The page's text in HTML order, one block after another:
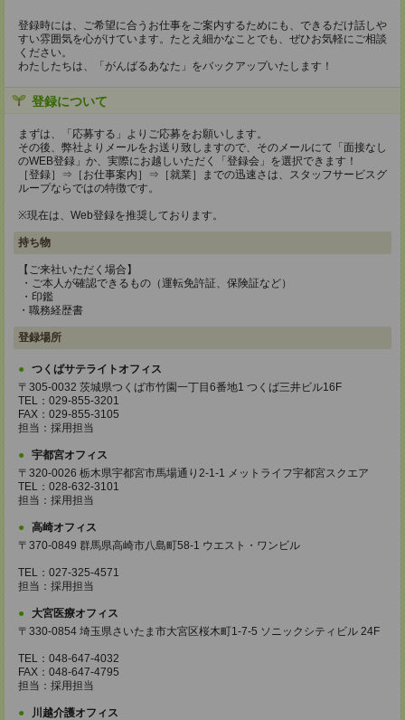
登録時には、ご希望に合うお仕事をご案内するためにも、できるだけ話しや
すい雰囲気を心がけています。たとえ細かなことでも、ぜひお気軽にご相談
ください。
わたしたちは、「がんばるあなた」をバックアップいたします！
登録について
まずは、「応募する」よりご応募をお願いします。
その後、弊社よりメールをお送り致しますので、そのメールにて「面接なし
のWEB登録」か、実際にお越しいただく「登録会」を選択できます！
［登録］⇒［お仕事案内］⇒［就業］までの迅速さは、スタッフサービスグ
ループならではの特徴です。
※現在は、Web登録を推奨しております。
持ち物
【ご来社いただく場合】
・ご本人が確認できるもの（運転免許証、保険証など）
・印鑑
・職務経歴書
登録場所
つくばサテライトオフィス
〒305-0032 茨城県つくば市竹園一丁目6番地1 つくば三井ビル16F
TEL：029-855-3201
FAX：029-855-3105
担当：採用担当
宇都宮オフィス
〒320-0026 栃木県宇都宮市馬場通り2-1-1 メットライフ宇都宮スクエア
TEL：028-632-3101
担当：採用担当
高崎オフィス
〒370-0849 群馬県高崎市八島町58-1 ウエスト・ワンビル
TEL：027-325-4571
担当：採用担当
大宮医療オフィス
〒330-0854 埼玉県さいたま市大宮区桜木町1-7-5 ソニックシティビル 24F
TEL：048-647-4032
FAX：048-647-4795
担当：採用担当
川越介護オフィス